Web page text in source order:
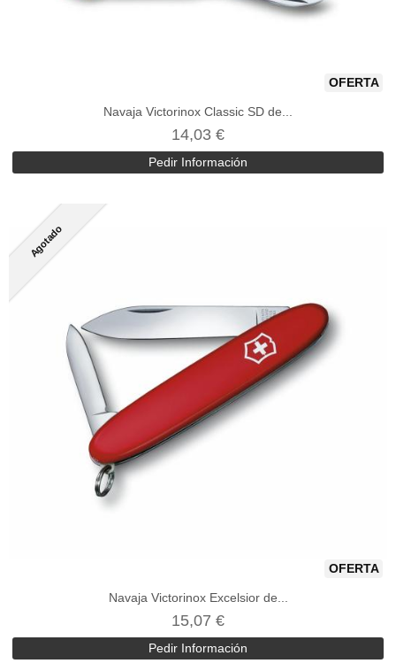
OFERTA
Navaja Victorinox Classic SD de...
14,03 €
Pedir Información
Agotado
OFERTA
Navaja Victorinox Excelsior de...
15,07 €
Pedir Información